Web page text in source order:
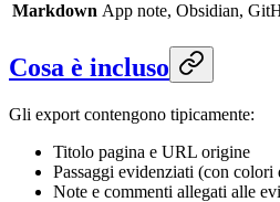
Markdown App note, Obsidian,
Cosa è incluso
Gli export contengono tipicamente:
Titolo pagina e URL origine
Passaggi evidenziati (con
Note e commenti allegati alle